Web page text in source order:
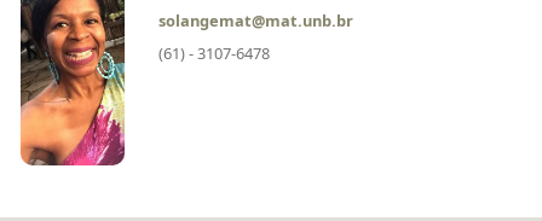
solangemat@mat.unb.br
(61) - 3107-6478